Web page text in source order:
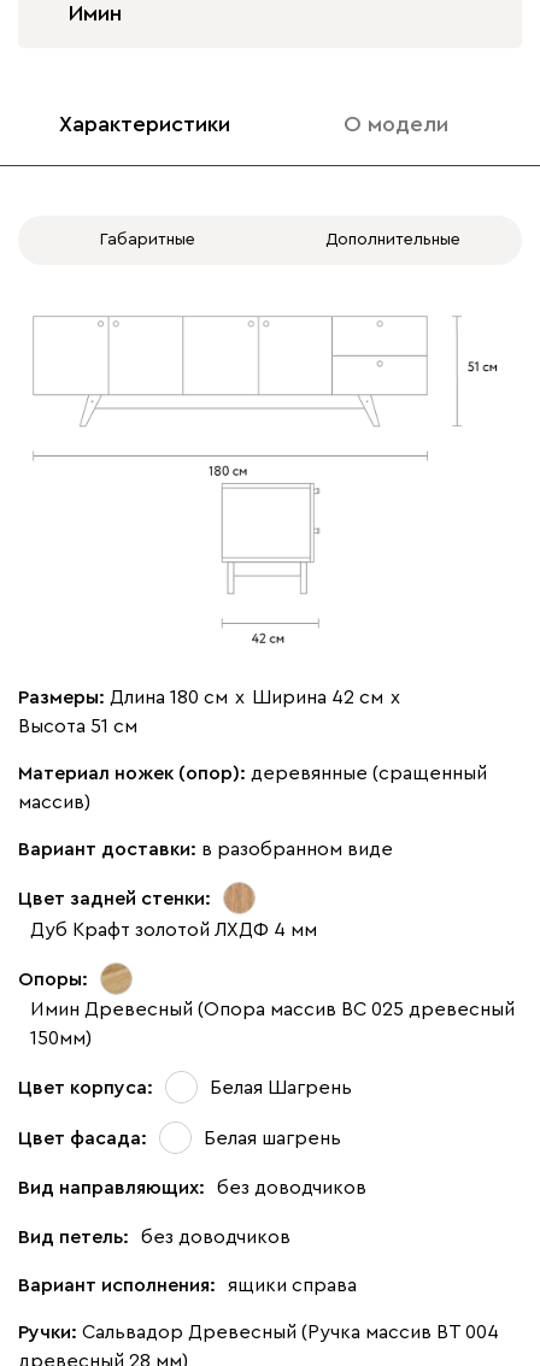
Имин
Характеристики О модели
Габаритные Дополнительные
Размеры: Длина 180 см х Ширина 42 см х
Высота 51 см
Материал ножек (опор): деревянные (сращенный
массив)
Вариант доставки: в разобранном виде
Цвет задней стенки:
Дуб Крафт золотой ЛХДФ 4 мм
Опоры:
Имин Древесный (Опора массив ВС 025 древесный
150мм)
Цвет корпуса: Белая Шагрень
Цвет фасада: Белая шагрень
Вид направляющих: без доводчиков
Вид петель: без доводчиков
Вариант исполнения: ящики справа
Ручки: Сальвадор Древесный (Ручка массив ВТ 004
древесный 28 мм)